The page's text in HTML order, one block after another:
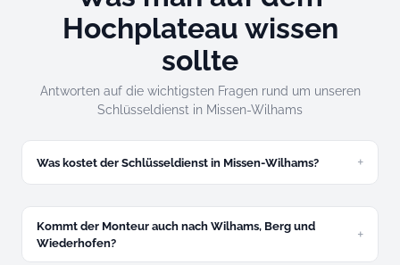
Hochplateau wissen
sollte
Antworten auf die wichtigsten Fragen rund um unseren
Schlüsseldienst in Missen-Wilhams
Was kostet der Schlüsseldienst in Missen-Wilhams?
Festpreis am Telefon – auf dem Hochplateau genauso
verbindlich wie im Tal.
Kommt der Monteur auch nach Wilhams, Berg und
Wiederhofen?